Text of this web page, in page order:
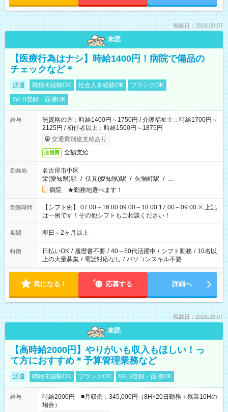
掲載日：2026.08.07
未読
【医療行為はナシ】時給1400円！病院で備品の
チェックなど＊
派遣 職種未経験OK 社会人未経験OK
ブランクOK
WEB登録・面接OK
給与
無資格の方：時給1400円～1750円 / 介護福祉士：時給1700円～
2125円 / 初任者以上：時給1500円～1875円
交通費別途支給あり
交通費 全額支給
勤務地
名古屋市中区
栄(愛知県)駅 / 伏見(愛知県)駅 / 矢場町駅 / …
病院 ★勤務地選べます！
勤務時間
【シフト例】 07:00～16:00 09:00～18:00 17:00～09:00 ※ 上記
は一例です！その他シフトもご相談ください！
期間 即日～2ヶ月以上
特徴 日払いOK / 履歴書不要 / 40～50代活躍中 / シフト勤務 / 10名以
上の大量募集 / 電話対応なし / パソコンスキル不要
気になる！ 応募する 詳細へ
掲載日：2026.08.07
未読
【高時給2000円】やりがいも収入もほしい！っ
て方におすすめ＊予算管理業務など
派遣 職種未経験OK ブランクOK WEB登録・面接OK
給与
時給2000円 ■月収例：345,000円（8H×20日勤務＋残業10Hの
場合）